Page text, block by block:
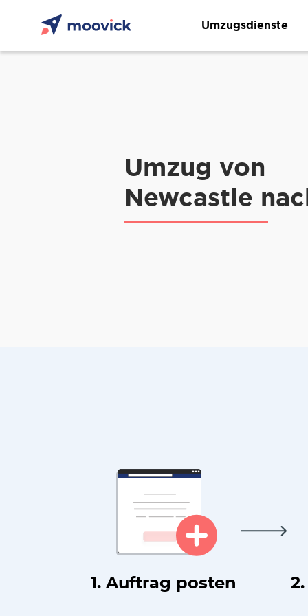
Umzugsdienste
Umzug von
Newcastle
1. Auftrag posten